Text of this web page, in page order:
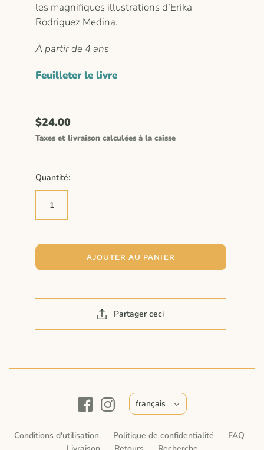
les magnifiques illustrations d’Erika
Rodriguez Medina.
À partir de 4 ans
Feuilleter le livre
$24.00
Taxes et livraison calculées à la caisse
Quantité:
AJOUTER AU PANIER
Partager ceci
Conditions d'utilisation Politique de confidentialité
FAQ
français